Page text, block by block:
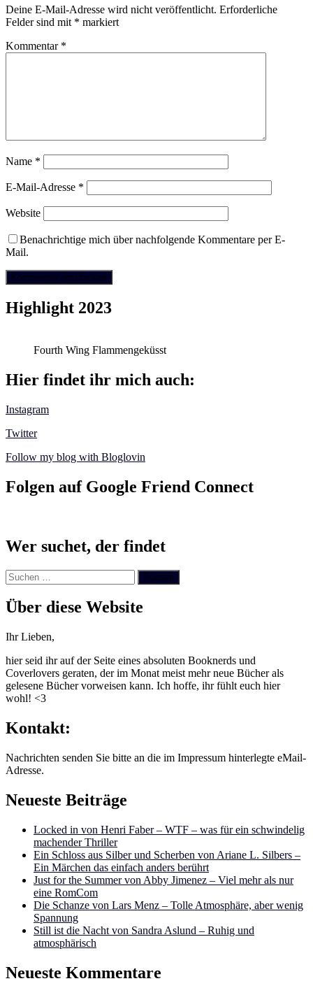
Deine E-Mail-Adresse wird nicht veröffentlicht. Erforderliche
Felder sind mit * markiert
Kommentar *
Name *
E-Mail-Adresse *
Website
Benachrichtige mich über nachfolgende Kommentare per E-
Mail.
Highlight 2023
Fourth Wing Flammengeküsst
Hier findet ihr mich auch:
Instagram
Twitter
Follow my blog with Bloglovin
Folgen auf Google Friend Connect
Wer suchet, der findet
Suchen
nach:
Über diese Website
Ihr Lieben,
hier seid ihr auf der Seite eines absoluten Booknerds und
Coverlovers geraten, der im Monat meist mehr neue Bücher als
gelesene Bücher vorweisen kann. Ich hoffe, ihr fühlt euch hier
wohl! <3
Kontakt:
Nachrichten senden Sie bitte an die im Impressum hinterlegte eMail-
Adresse.
Neueste Beiträge
Locked in von Henri Faber – WTF – was für ein schwindelig
machender Thriller
Ein Schloss aus Silber und Scherben von Ariane L. Silbers –
Ein Märchen das einfach anders berührt
Just for the Summer von Abby Jimenez – Viel mehr als nur
eine RomCom
Die Schanze von Lars Menz – Tolle Atmosphäre, aber wenig
Spannung
Still ist die Nacht von Sandra Aslund – Ruhig und
atmosphärisch
Neueste Kommentare